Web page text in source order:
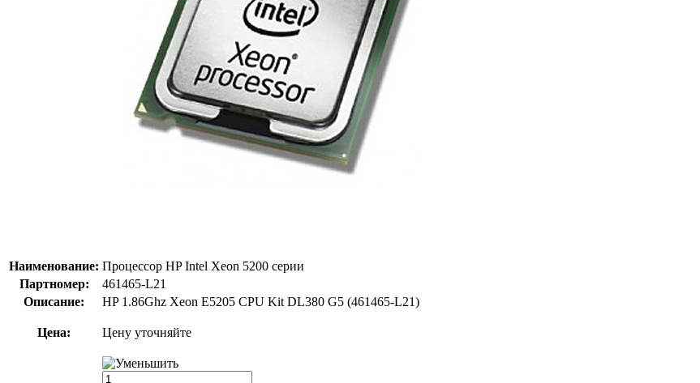
Наименование: Процессор HP Intel Xeon 5200 серии
Партномер:
461465-L21
Описание:
HP 1.86Ghz Xeon E5205 CPU Kit DL380 G5 (461465-L21)
Цена: Цену уточняйте